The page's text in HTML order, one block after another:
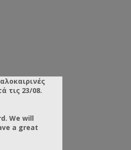
τις 23/08.
We will
a great